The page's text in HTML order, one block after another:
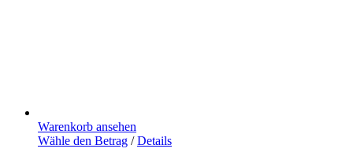
Warenkorb ansehen
Wähle den Betrag Dieses
/ Details